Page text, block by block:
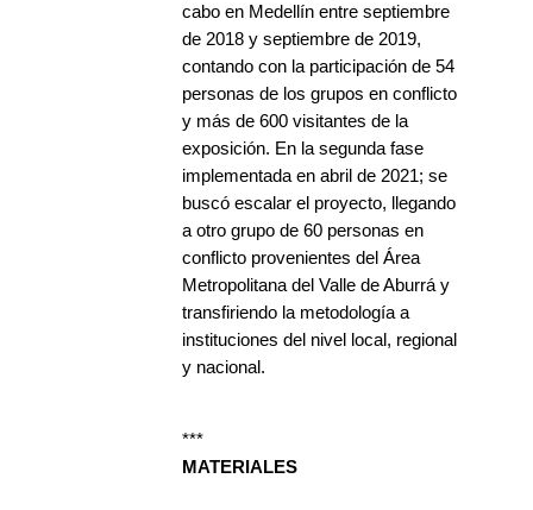
cabo en Medellín entre septiembre
de 2018 y septiembre de 2019,
contando con la participación de 54
personas de los grupos en conflicto
y más de 600 visitantes de la
exposición. En la segunda fase
implementada en abril de 2021; se
buscó escalar el proyecto, llegando
a otro grupo de 60 personas en
conflicto provenientes del Área
Metropolitana del Valle de Aburrá y
transfiriendo la metodología a
instituciones del nivel local, regional
y nacional.
***
MATERIALES